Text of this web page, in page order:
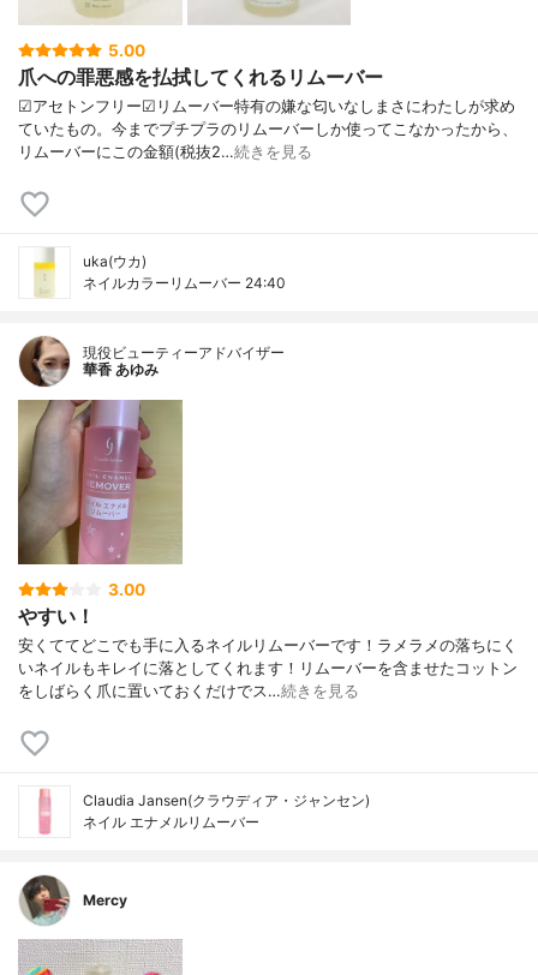
5.00
爪への罪悪感を払拭してくれるリムーバー
☑︎アセトンフリー☑︎リムーバー特有の嫌な匂いなしまさにわたしが求め
ていたもの。今までプチプラのリムーバーしか使ってこなかったから、
リムーバーにこの金額(税抜2…続きを見る
uka(ウカ)
ネイルカラーリムーバー 24:40
現役ビューティーアドバイザー
華香 あゆみ
3.00
やすい！
安くててどこでも手に入るネイルリムーバーです！ラメラメの落ちにく
いネイルもキレイに落としてくれます！リムーバーを含ませたコットン
をしばらく爪に置いておくだけでス…続きを見る
Claudia Jansen(クラウディア・ジャンセン)
ネイル エナメルリムーバー
Mercy